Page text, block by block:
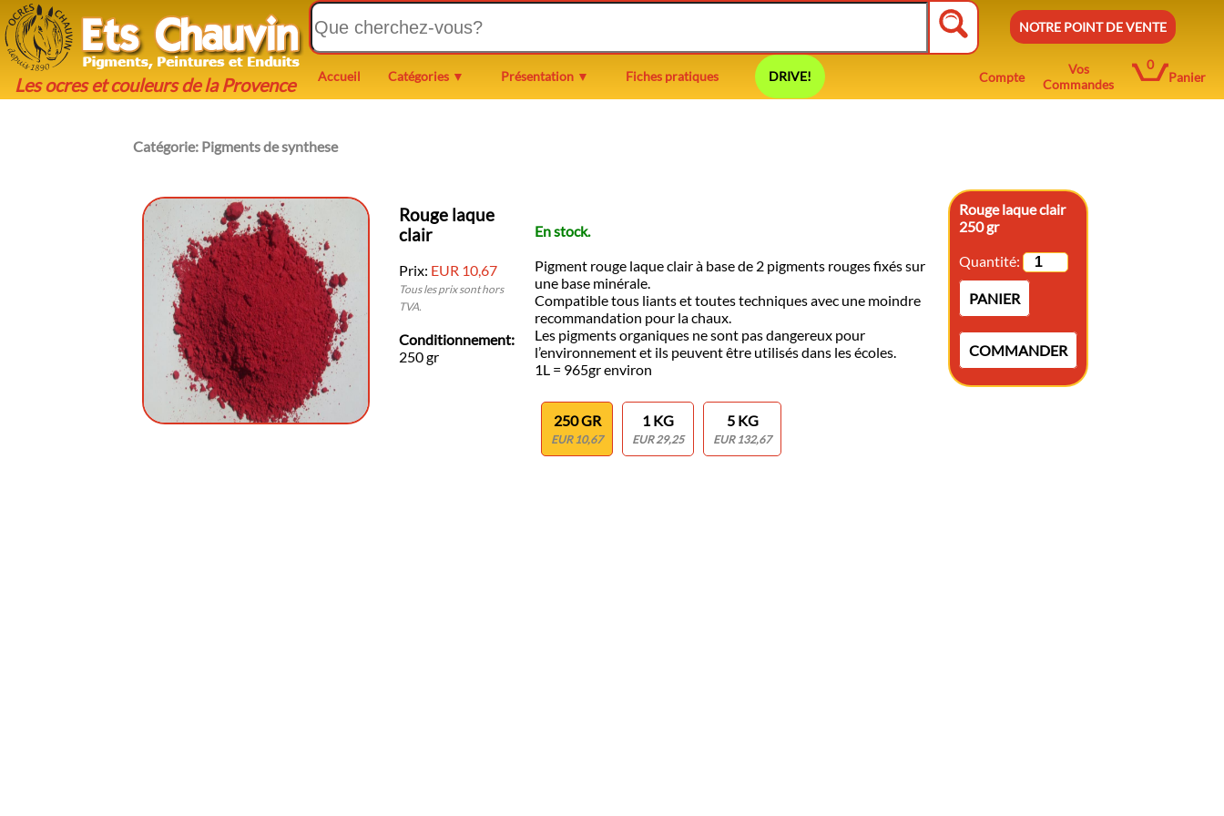
Les ocres et couleurs de la Provence
NOTRE POINT DE VENTE
Accueil Catégories ▼ Présentation ▼ Fiches pratiques DRIVE! Compte
Vos
Commandes
0
Panier
Catégorie: Pigments de synthese
Rouge laque
clair
Prix: EUR 10,67
Tous les prix sont hors
TVA.
Conditionnement:
250 gr
En stock.
Pigment rouge laque clair à base de 2 pigments rouges fixés sur
une base minérale.
Compatible tous liants et toutes techniques avec une moindre
recommandation pour la chaux.
Les pigments organiques ne sont pas dangereux pour
l’environnement et ils peuvent être utilisés dans les écoles.
1L = 965gr environ
250 GR
EUR 10,67
1 KG
EUR 29,25
5 KG
EUR 132,67
Rouge laque clair
250 gr
Quantité:
PANIER
COMMANDER